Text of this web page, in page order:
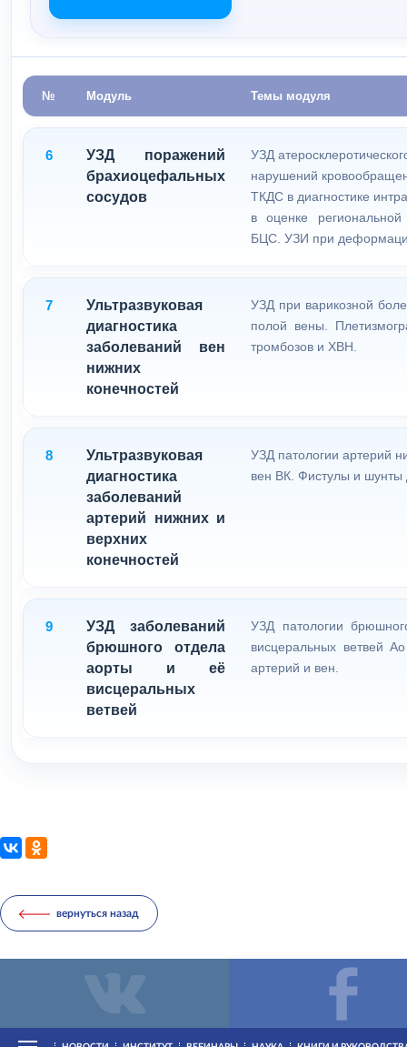
№ Модуль Темы модуля
6
УЗД поражений
брахиоцефальных
сосудов
УЗД
нарушений
ТКДС в диагностике
в оценке региональной
БЦС. УЗИ при
7
Ультразвуковая
диагностика
заболеваний вен
нижних
конечностей
УЗД при варикозной
полой вены.
тромбозов и ХВН.
8
Ультразвуковая
диагностика
заболеваний
артерий нижних и
верхних
конечностей
УЗД патологии артерий
вен ВК. Фистулы и шунты
9
УЗД заболеваний
брюшного отдела
аорты и её
висцеральных
ветвей
УЗД патологии
висцеральных ветвей
артерий и вен.
вернуться назад